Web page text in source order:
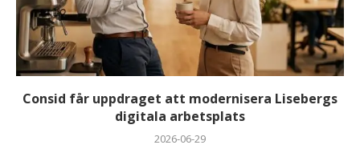
Consid får uppdraget att modernisera Lisebergs
digitala arbetsplats
2026-06-29